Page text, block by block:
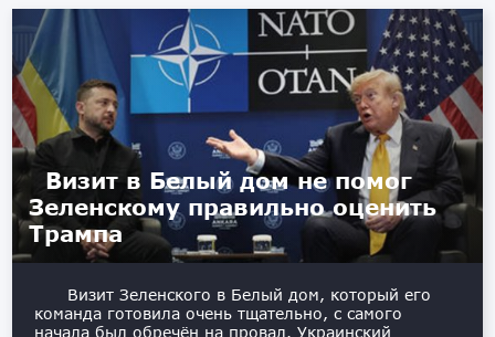
Визит в Белый дом не помог
Зеленскому правильно оценить
Трампа
Визит Зеленского в Белый дом, который его
команда готовила очень тщательно, с самого
начала был обречён на провал. Украинский